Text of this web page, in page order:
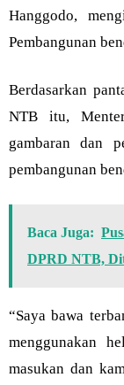
Hanggodo,
Pembangunan
Berdasarkan
NTB itu,
gambaran dan
pembangunan
Baca Juga:
DPRD NTB,
“Saya bawa
menggunakan
masukan dan